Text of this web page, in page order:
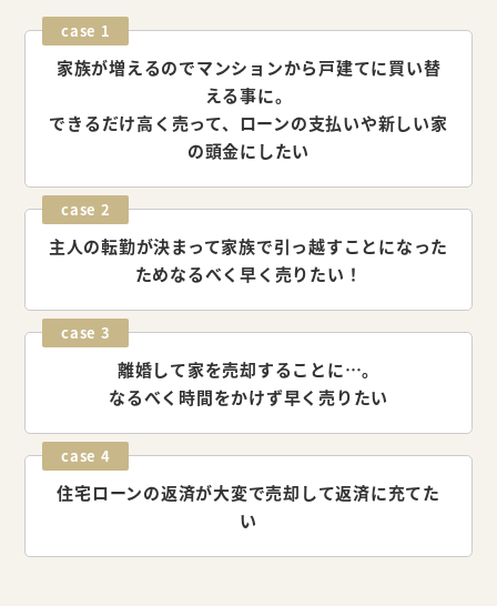
case 1
家族が増えるのでマンションから戸建てに買い替
える事に。
できるだけ高く売って、ローンの支払いや新しい家
の頭金にしたい
case 2
主人の転勤が決まって家族で引っ越すことになった
ためなるべく早く売りたい！
case 3
離婚して家を売却することに…。
なるべく時間をかけず早く売りたい
case 4
住宅ローンの返済が大変で売却して返済に充てた
い